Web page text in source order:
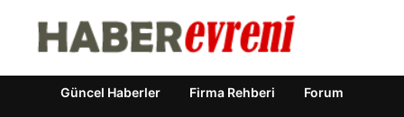
Güncel Haberler Firma Rehberi Forum